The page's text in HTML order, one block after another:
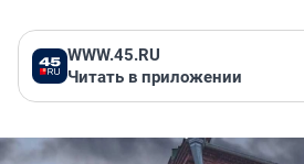
WWW.45.RU
Читать в приложении